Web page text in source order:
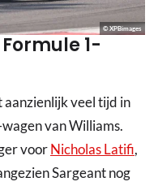
© XPBimages
1-
aanzienlijk veel tijd in
van Williams.
voorNicholas Latifi,
Sargeant nog